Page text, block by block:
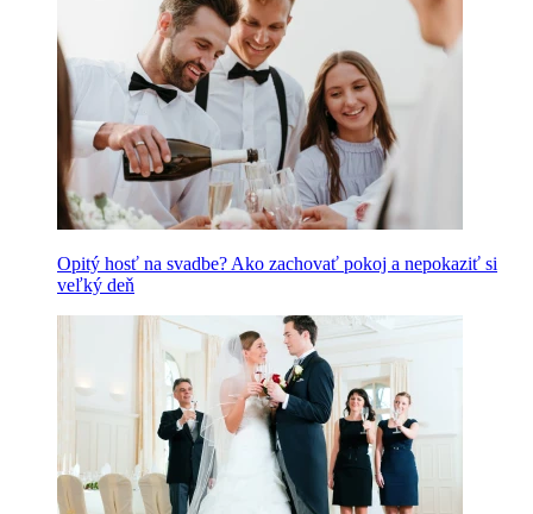
Opitý hosť na svadbe? Ako zachovať pokoj a nepokaziť si
veľký deň